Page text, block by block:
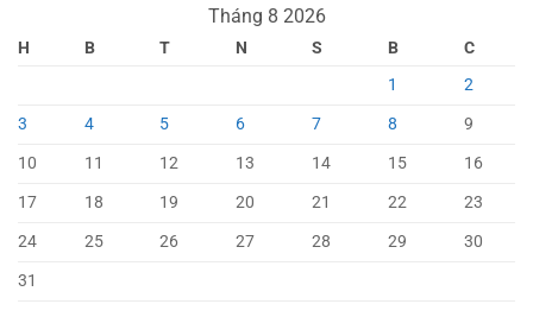
Tháng 8 2026
H B T N S B
C
1
2
3
4 5 6 7 8
9
10
11 12 13 14 15
16
17
18 19 20 21 22
23
24
25 26 27 28 29
30
31